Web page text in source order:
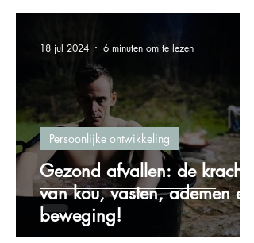
Gezond afvallen: de kracht
van kou, vasten, ademen en
beweging!
Persoonlijke ontwikkeling
18 jul 2024 6 minuten om te lezen